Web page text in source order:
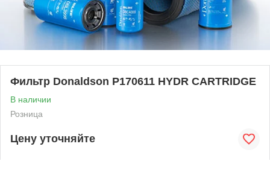
Фильтр Donaldson P170611 HYDR CARTRIDGE
В наличии
Розница
Цену уточняйте